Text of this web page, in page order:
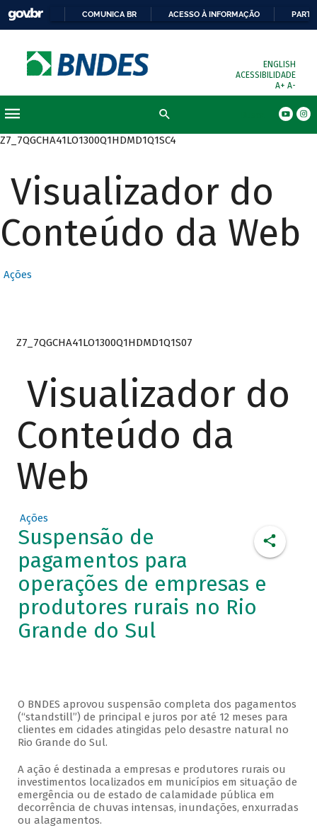
COMUNICA BR ACESSO À INFORMAÇÃO
ENGLISH
ACESSIBILIDADE
A+ A-
Z7_7QGCHA41LO1300Q1HDMD1Q1SC4
Visualizador do
Conteúdo da Web
Ações
Z7_7QGCHA41LO1300Q1HDMD1Q1S07
Visualizador do
Conteúdo da
Web
Ações
Suspensão de
pagamentos para
operações de empresas e
produtores rurais no Rio
Grande do Sul
O BNDES aprovou suspensão completa dos pagamentos
(“standstill”) de principal e juros por até 12 meses para
clientes em cidades atingidas pelo desastre natural no
Rio Grande do Sul.
A ação é destinada a empresas e produtores rurais ou
investimentos localizados em municípios em situação de
emergência ou de estado de calamidade pública em
decorrência de chuvas intensas, inundações, enxurradas
ou alagamentos.